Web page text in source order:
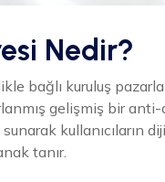
Nedir?
bağlı kuruluş
gelişmiş bir anti-
kullanıcıların
tanır.